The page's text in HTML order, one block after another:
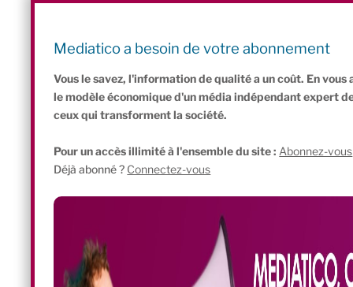
personnelles, à des fins commerciales. Et sans le dire
en tous genres, sans nous inviter à recycler nos vêtements de
Mediatico a besoin de votre abonnement
Vous le savez, l'information de qualité a un coût. En
le modèle économique d'un média indépendant expert
ceux qui transforment la société.
Pour un accès illimité à l'ensemble du site : Abonnez-vous
Déjà abonné ? Connectez-vous